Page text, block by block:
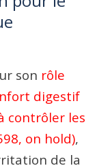
son rôle
digestif
contrôler les
on hold),
de la